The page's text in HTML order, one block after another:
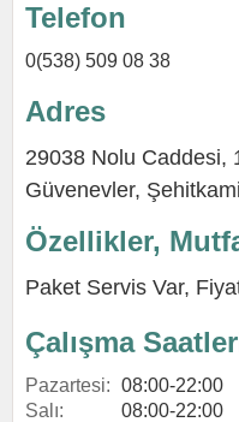
Telefon
0(538) 509 08 38
Adres
29038 Nolu Caddesi,
Güvenevler, Şehitkamil
Özellikler,
Paket Servis Var,
Çalışma
Pazartesi: 08:00-22:00
Salı:
08:00-22:00